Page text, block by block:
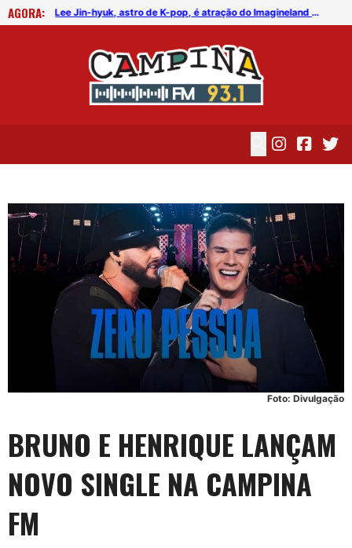
AGORA:
FICG trará Diogo Nogueira, Othon Bastos, Kell Smith e Antônio Nóbrega Lee Jin-hyuk, astro de K-pop, é atração do Imagineland On The Road 2026
Foto: Divulgação
BRUNO E HENRIQUE LANÇAM
NOVO SINGLE NA CAMPINA
FM